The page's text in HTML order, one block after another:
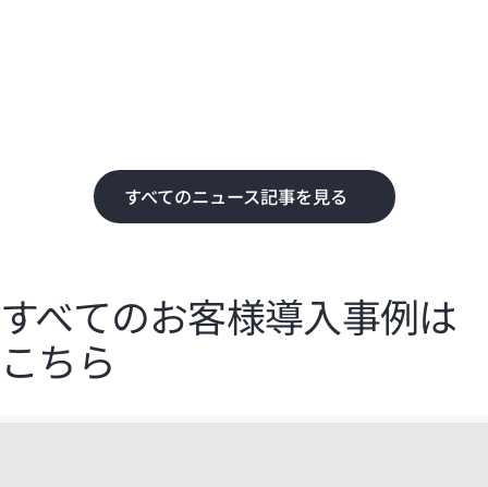
すべてのニュース記事を見る
すべてのお客様導入事例は
こちら